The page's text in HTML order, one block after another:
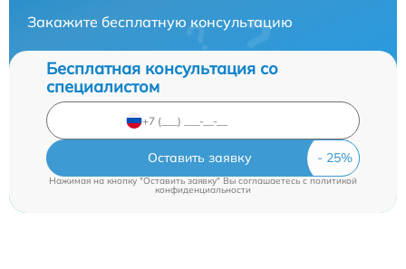
Закажите бесплатную консультацию
Бесплатная консультация со
специалистом
Оставить заявку
Нажимая на кнопку "Оставить заявку" Вы соглашаетесь cполитикой
конфиденциальности